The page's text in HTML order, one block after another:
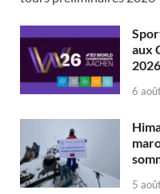
aux
6
5